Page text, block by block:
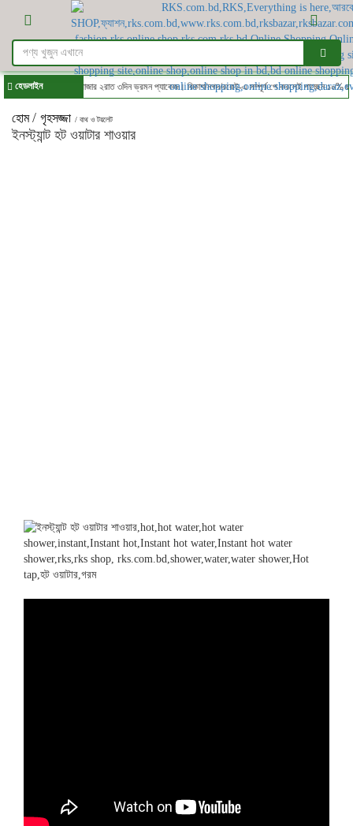
হেডলাইন
জিতে নিন ✈কক্সবাজার ২রাত ৩দিন ভ্রমন প্যাকেজ। বিকাশ/নগদ/রকেট-এ সম্পূর্ণ পে করলেই পাচ্ছেন ১০%
হোম/ গৃহসজ্জা / বাথ ও টয়লেট
ইনস্ট্যান্ট হট ওয়াটার শাওয়ার